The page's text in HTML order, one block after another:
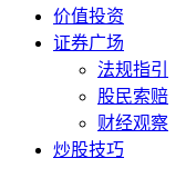
价值投资
证券广场
法规指引
股民索赔
财经观察
炒股技巧